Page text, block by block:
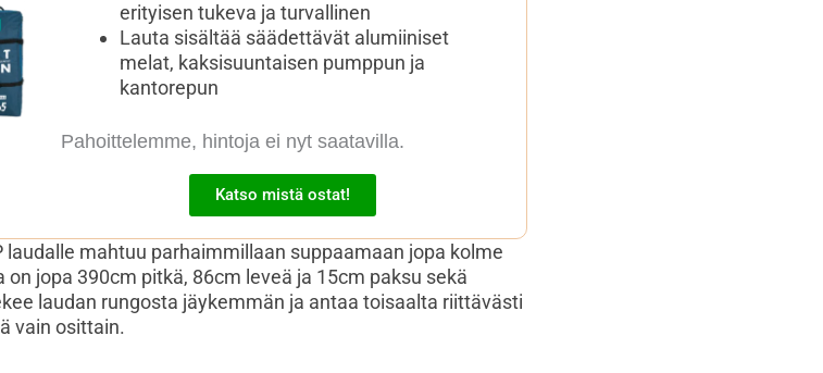
erityisen tukeva ja turvallinen
Lauta sisältää säädettävät alumiiniset
melat, kaksisuuntaisen pumppun ja
kantorepun
Pahoittelemme, hintoja ei nyt saatavilla.
Katso mistä ostat!
mahtuu parhaimmillaan suppaamaan jopa kolme
jopa 390cm pitkä, 86cm leveä ja 15cm paksu sekä
laudan rungosta jäykemmän ja antaa toisaalta riittävästi
vain osittain.